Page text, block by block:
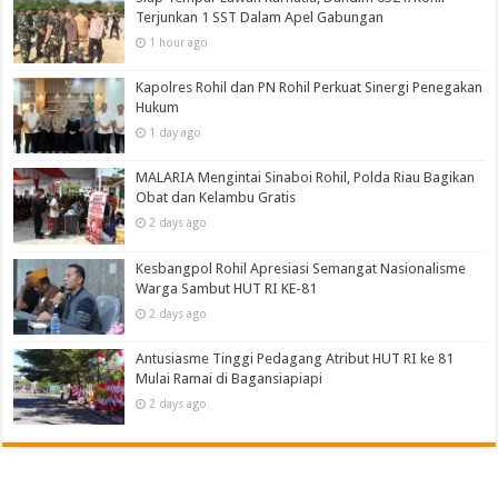
Terjunkan 1 SST Dalam Apel Gabungan
1 hour ago
Kapolres Rohil dan PN Rohil Perkuat Sinergi Penegakan
Hukum
1 day ago
MALARIA Mengintai Sinaboi Rohil, Polda Riau Bagikan
Obat dan Kelambu Gratis
2 days ago
Kesbangpol Rohil Apresiasi Semangat Nasionalisme
Warga Sambut HUT RI KE-81
2 days ago
Antusiasme Tinggi Pedagang Atribut HUT RI ke 81
Mulai Ramai di Bagansiapiapi
2 days ago